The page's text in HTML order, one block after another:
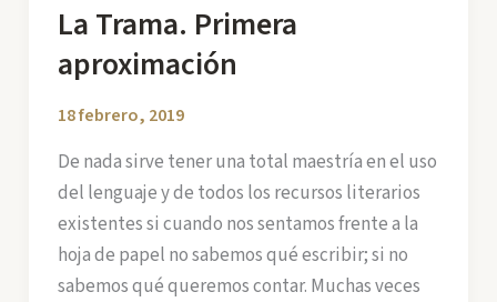
La Trama. Primera
aproximación
18 febrero, 2019
De nada sirve tener una total maestría en el uso
del lenguaje y de todos los recursos literarios
existentes si cuando nos sentamos frente a la
hoja de papel no sabemos qué escribir; si no
sabemos qué queremos contar. Muchas veces